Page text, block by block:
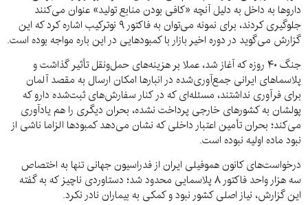
داروها به داخل به دلیل آنچه «کافی بودن منابع تولید» عنوان می‌کنند
جلوگیری کردند، برای نمونه می‌توان به فاکتور ۹ نوترکیب اشاره کرد که این
گزارش می‌گوید در دوره اخیر بازار با کمبودهایی در این باره مواجه بوده است.
جنگ ۴۰ روزه که آغاز شد، عملا بر هزینه‌های حمل‌ونقل تأثیر گذاشت و
پلاسماهای ایرانی جمع‌آوری‌شده در انبارها امکان ارسال به مقصد آلمان
برای فرآوری نداشتند، مسئله‌ای که در کنار سفارش‌های ثبت‌شده دارو که
پولشان به کشورهای خارجی پرداخت نشده، بحران دیگری را هم یادآوری
می‌کند؛ بحران تأمین اعتبار داخلی که نشان می‌دهد کمبودها الزاما ناشی از
نبود ماده اولیه نبوده است.
درخواست‌های کانون هموفیلی ایران از فدراسیون جهانی تنها به اختصاص
سه هزار واحد فاکتور ۸ پلاسمایی محدود شد؛ دستاوردی ناچیز که به گفته
این گزارش، نیاز اصلی کشور نبود و کمکی به بیماران نادر نکرد.